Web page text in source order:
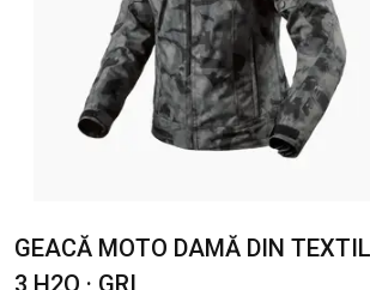
GEACĂ MOTO DAMĂ DIN
3 H2O · GRI